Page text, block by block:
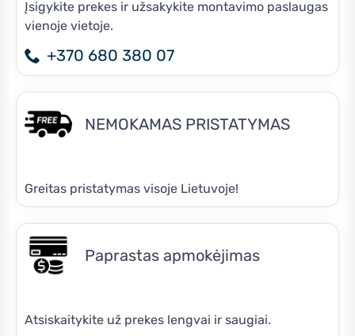
Įsigykite prekes ir užsakykite montavimo paslaugas
vienoje vietoje.
+370 680 380 07
NEMOKAMAS PRISTATYMAS
Greitas pristatymas visoje Lietuvoje!
Paprastas apmokėjimas
Atsiskaitykite už prekes lengvai ir saugiai.